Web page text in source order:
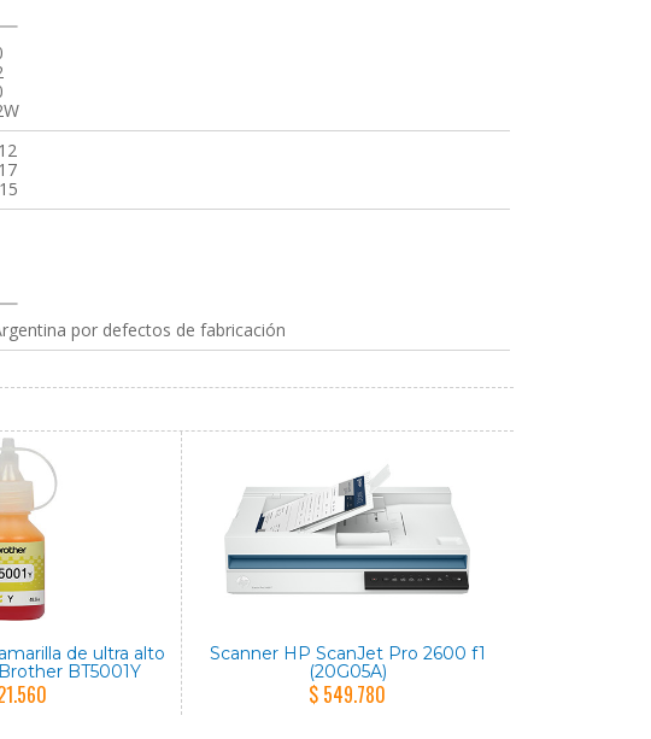
por defectos de fabricación
de ultra alto
BT5001Y
Scanner HP ScanJet Pro 2600 f1
(20G05A)
$ 549.780